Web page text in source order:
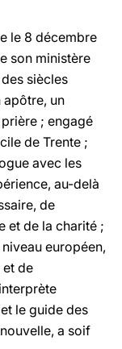
le 8 décembre
son ministère
siècles
apôtre, un
; engagé
de Trente ;
avec les
au-delà
de
et de la charité ;
européen,
de
le guide des
a soif